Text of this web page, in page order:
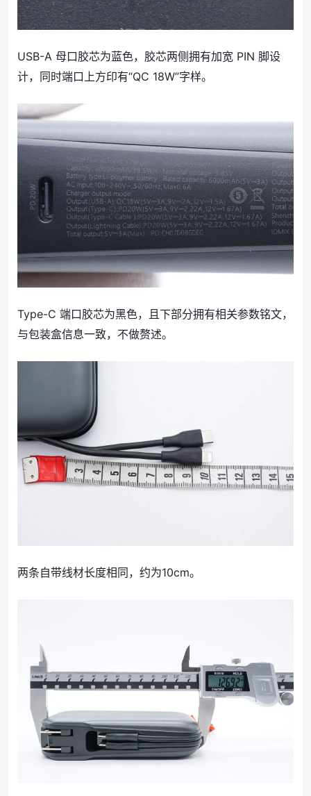
USB-A 母口胶芯为蓝色，胶芯两侧拥有加宽 PIN 脚设
计，同时端口上方印有“QC 18W”字样。
Type-C 端口胶芯为黑色，且下部分拥有相关参数铭文，
与包装盒信息一致，不做赘述。
两条自带线材长度相同，约为10cm。